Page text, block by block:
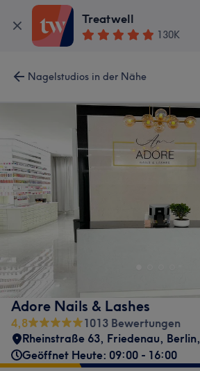
Treatwell
130K
Nagelstudios in der Nähe
Adore Nails & Lashes
4,8
1013 Bewertungen
Rheinstraße 63, Friedenau, Berlin,
Geöffnet Heute: 09:00 - 16:00